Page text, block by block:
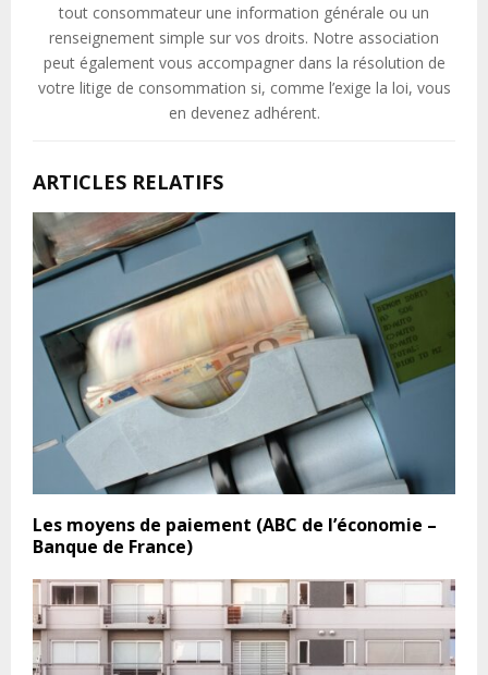
tout consommateur une information générale ou un
renseignement simple sur vos droits. Notre association
peut également vous accompagner dans la résolution de
votre litige de consommation si, comme l’exige la loi, vous
en devenez adhérent.
ARTICLES RELATIFS
Les moyens de paiement (ABC de l’économie –
Banque de France)